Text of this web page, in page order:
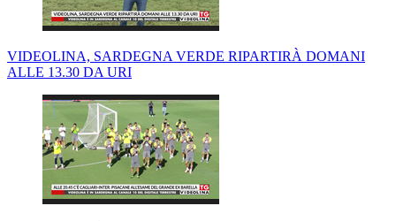
VIDEOLINA, SARDEGNA VERDE RIPARTIRÀ DOMANI
ALLE 13.30 DA URI